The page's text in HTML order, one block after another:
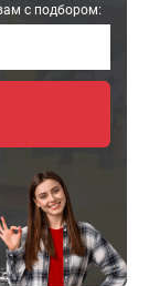
с подбором: